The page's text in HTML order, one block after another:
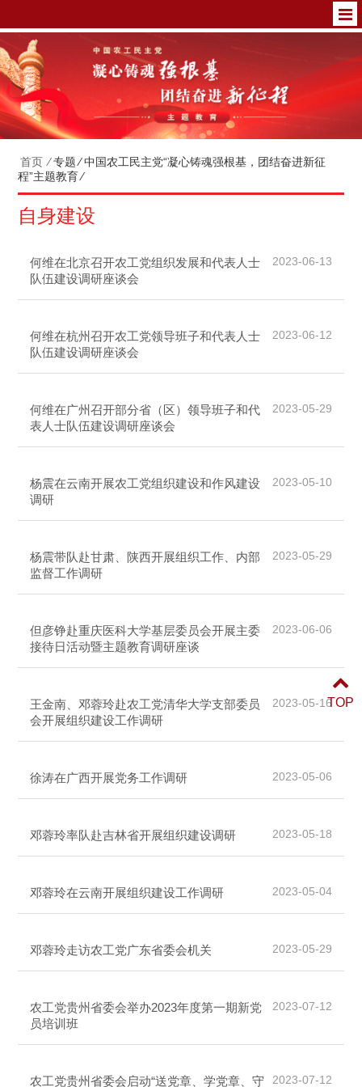
首页 ⁄专题⁄中国农工民主党“凝心铸魂强根基，团结奋进新征
程”主题教育⁄
自身建设
2023-06-13
何维在北京召开农工党组织发展和代表人士
队伍建设调研座谈会
2023-06-12
何维在杭州召开农工党领导班子和代表人士
队伍建设调研座谈会
2023-05-29
何维在广州召开部分省（区）领导班子和代
表人士队伍建设调研座谈会
2023-05-10
杨震在云南开展农工党组织建设和作风建设
调研
2023-05-29
杨震带队赴甘肃、陕西开展组织工作、内部
监督工作调研
2023-06-06
但彦铮赴重庆医科大学基层委员会开展主委
接待日活动暨主题教育调研座谈
2023-05-16
王金南、邓蓉玲赴农工党清华大学支部委员
会开展组织建设工作调研
2023-05-06
徐涛在广西开展党务工作调研
2023-05-18
邓蓉玲率队赴吉林省开展组织建设调研
2023-05-04
邓蓉玲在云南开展组织建设工作调研
2023-05-29
邓蓉玲走访农工党广东省委会机关
2023-07-12
农工党贵州省委会举办2023年度第一期新党
员培训班
2023-07-12
农工党贵州省委会启动“送党章、学党章、守
TOP